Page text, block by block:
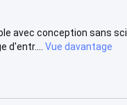
avec conception sans
Vue davantage